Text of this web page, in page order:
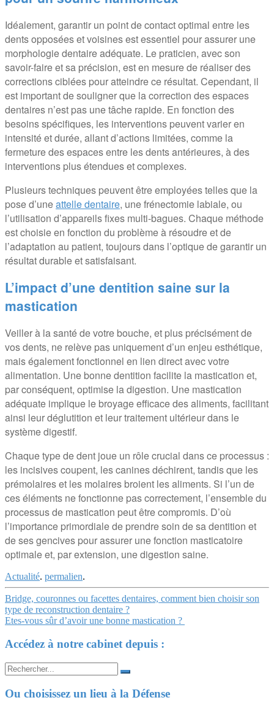
Idéalement, garantir un point de contact optimal entre les
dents opposées et voisines est essentiel pour assurer une
morphologie dentaire adéquate. Le praticien, avec son
savoir-faire et sa précision, est en mesure de réaliser des
corrections ciblées pour atteindre ce résultat. Cependant, il
est important de souligner que la correction des espaces
dentaires n’est pas une tâche rapide. En fonction des
besoins spécifiques, les interventions peuvent varier en
intensité et durée, allant d’actions limitées, comme la
fermeture des espaces entre les dents antérieures, à des
interventions plus étendues et complexes.
Plusieurs techniques peuvent être employées telles que la
pose d’uneattelle dentaire, une frénectomie labiale, ou
l’utilisation d’appareils fixes multi-bagues. Chaque méthode
est choisie en fonction du problème à résoudre et de
l’adaptation au patient, toujours dans l’optique de garantir un
résultat durable et satisfaisant.
L’impact d’une dentition saine sur la
mastication
Veiller à la santé de votre bouche, et plus précisément de
vos dents, ne relève pas uniquement d’un enjeu esthétique,
mais également fonctionnel en lien direct avec votre
alimentation. Une bonne dentition facilite la mastication et,
par conséquent, optimise la digestion. Une mastication
adéquate implique le broyage efficace des aliments, facilitant
ainsi leur déglutition et leur traitement ultérieur dans le
système digestif.
Chaque type de dent joue un rôle crucial dans ce processus :
les incisives coupent, les canines déchirent, tandis que les
prémolaires et les molaires broient les aliments. Si l’un de
ces éléments ne fonctionne pas correctement, l’ensemble du
processus de mastication peut être compromis. D’où
l’importance primordiale de prendre soin de sa dentition et
de ses gencives pour assurer une fonction masticatoire
optimale et, par extension, une digestion saine.
Actualité. permalien.
Navigation
Article
Bridge, couronnes ou facettes dentaires, comment bien choisir son
type de reconstruction dentaire ?
Etes-vous sûr d’avoir une bonne mastication ?
Accédez à notre cabinet depuis :
Search
for:
Ou choisissez un lieu à la Défense